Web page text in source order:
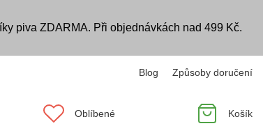
piva ZDARMA. Při objednávkách nad 499 Kč.
Blog Způsoby doručení
Oblíbené Košík